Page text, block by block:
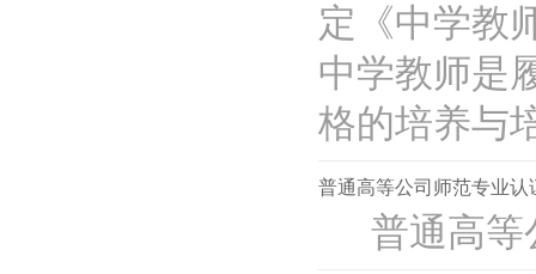
定《中学教
中学教师是
格的培养与
普通高等公司师范专业认
普通高等